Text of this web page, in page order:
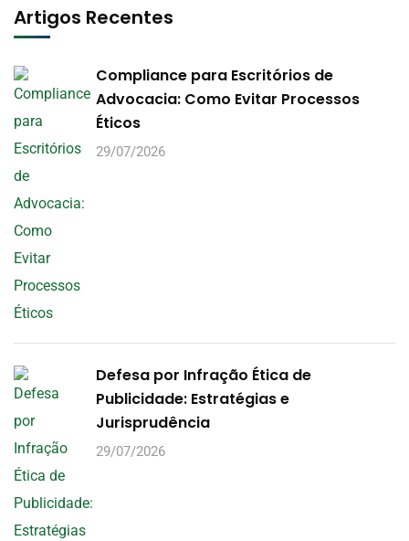
Artigos Recentes
Compliance para Escritórios de
Advocacia: Como Evitar Processos
Éticos
29/07/2026
Defesa por Infração Ética de
Publicidade: Estratégias e
Jurisprudência
29/07/2026